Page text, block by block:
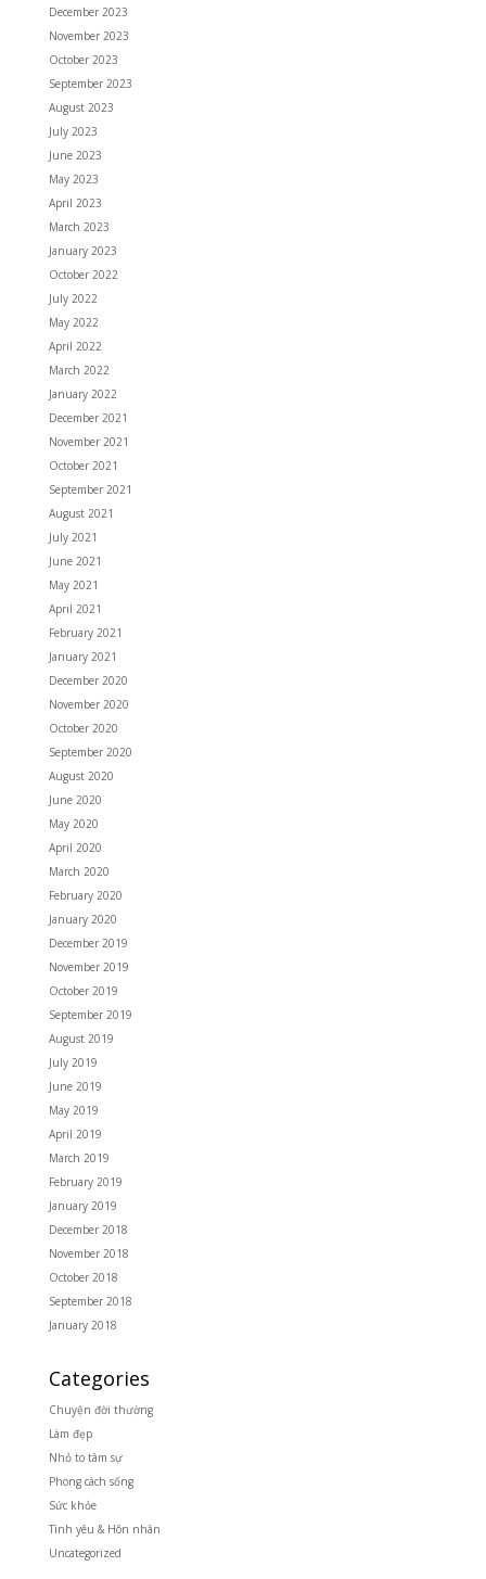
December 2023
November 2023
October 2023
September 2023
August 2023
July 2023
June 2023
May 2023
April 2023
March 2023
January 2023
October 2022
July 2022
May 2022
April 2022
March 2022
January 2022
December 2021
November 2021
October 2021
September 2021
August 2021
July 2021
June 2021
May 2021
April 2021
February 2021
January 2021
December 2020
November 2020
October 2020
September 2020
August 2020
June 2020
May 2020
April 2020
March 2020
February 2020
January 2020
December 2019
November 2019
October 2019
September 2019
August 2019
July 2019
June 2019
May 2019
April 2019
March 2019
February 2019
January 2019
December 2018
November 2018
October 2018
September 2018
January 2018
Categories
Chuyện đời thường
Làm đẹp
Nhỏ to tâm sự
Phong cách sống
Sức khỏe
Tình yêu & Hôn nhân
Uncategorized